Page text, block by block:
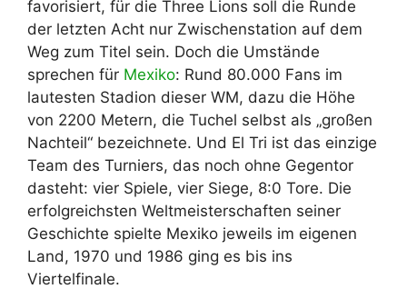
favorisiert, für die Three Lions soll die Runde
der letzten Acht nur Zwischenstation auf dem
Weg zum Titel sein. Doch die Umstände
sprechen für Mexiko: Rund 80.000 Fans im
lautesten Stadion dieser WM, dazu die Höhe
von 2200 Metern, die Tuchel selbst als „großen
Nachteil“ bezeichnete. Und El Tri ist das einzige
Team des Turniers, das noch ohne Gegentor
dasteht: vier Spiele, vier Siege, 8:0 Tore. Die
erfolgreichsten Weltmeisterschaften seiner
Geschichte spielte Mexiko jeweils im eigenen
Land, 1970 und 1986 ging es bis ins
Viertelfinale.